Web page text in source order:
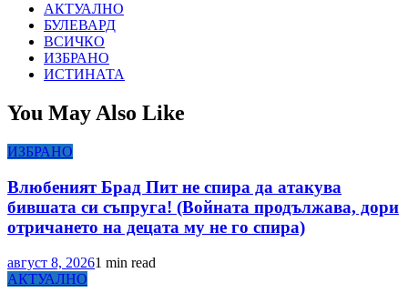
АКТУАЛНО
БУЛЕВАРД
ВСИЧКО
ИЗБРАНО
ИСТИНАТА
You May Also Like
ИЗБРАНО
Влюбеният Брад Пит не спира да атакува
бившата си съпруга! (Войната продължава, дори
отричането на децата му не го спира)
август 8, 20261 min read
АКТУАЛНО